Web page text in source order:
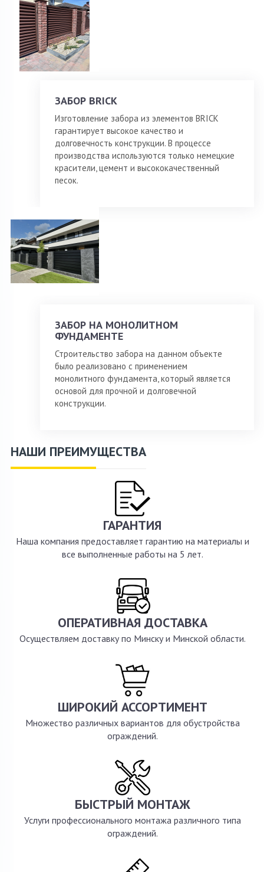
ЗАБОР BRICK
Изготовление забора из элементов BRICK
гарантирует высокое качество и
долговечность конструкции. В процессе
производства используются только немецкие
красители, цемент и высококачественный
песок.
ЗАБОР НА МОНОЛИТНОМ
ФУНДАМЕНТЕ
Строительство забора на данном объекте
было реализовано с применением
монолитного фундамента, который является
основой для прочной и долговечной
конструкции.
НАШИ ПРЕИМУЩЕСТВА
ГАРАНТИЯ
Наша компания предоставляет гарантию на материалы и
все выполненные работы на 5 лет.
ОПЕРАТИВНАЯ ДОСТАВКА
Осуществляем доставку по Минску и Минской области.
ШИРОКИЙ АССОРТИМЕНТ
Множество различных вариантов для обустройства
ограждений.
БЫСТРЫЙ МОНТАЖ
Услуги профессионального монтажа различного типа
ограждений.